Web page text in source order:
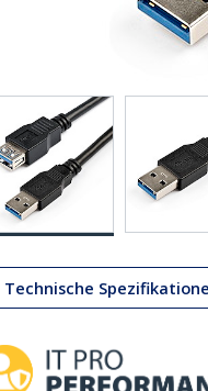
Technische